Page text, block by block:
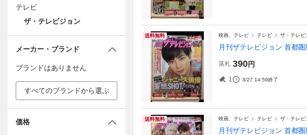
送料無料 映画、テレビ テレビ ザ・テレビ
月刊ザテレビジョン 首都
落札 390円
1 3/27 14:59終了
送料無料 映画、テレビ テレビ ザ・テレビ
月刊ザテレビジョン 首都
テレビ
ザ・テレビジョン
メーカー・ブランド
ブランドはありません
すべてのブランドから選ぶ
価格